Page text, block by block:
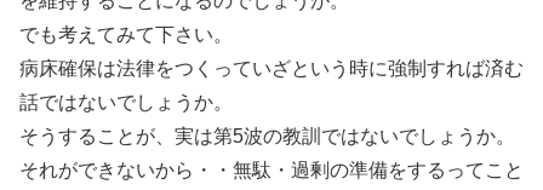
でも考えてみて下さい。
病床確保は法律をつくっていざという時に強制すれば済む
話ではないでしょうか。
そうすることが、実は第5波の教訓ではないでしょうか。
それができないから・・無駄・過剰の準備をするってこと